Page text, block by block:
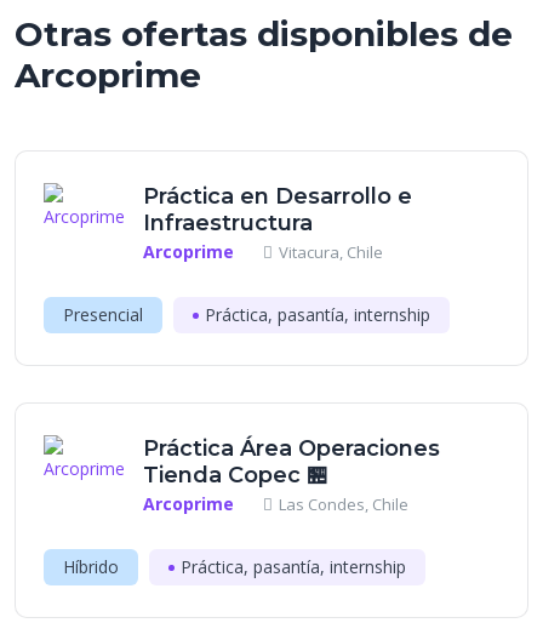
Otras ofertas disponibles de
Arcoprime
Práctica en Desarrollo e
Infraestructura
Arcoprime Vitacura, Chile
Presencial Práctica, pasantía, internship
Práctica Área Operaciones
Tienda Copec 🏪
Arcoprime Las Condes, Chile
Híbrido Práctica, pasantía, internship